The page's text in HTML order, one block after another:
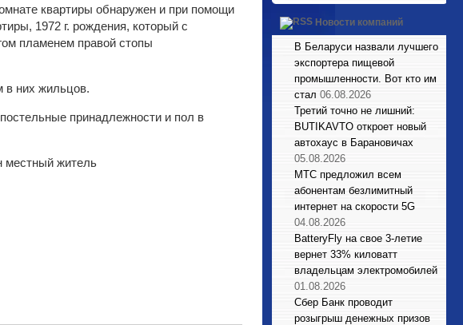
квартиры обнаружен и при помощи
1972 г. рождения, который с
пламенем правой стопы
в них жильцов.
принадлежности и пол в
Новости компаний
В Беларуси назвали лучшего
экспортера пищевой
промышленности. Вот кто им
стал 06.08.2026
Третий точно не лишний:
BUTIKAVTO откроет новый
автохаус в Барановичах
05.08.2026
МТС предложил всем
абонентам безлимитный
интернет на скорости 5G
04.08.2026
BatteryFly на свое 3-летие
вернет 33% киловатт
владельцам электромобилей
01.08.2026
Сбер Банк проводит
розыгрыш денежных призов